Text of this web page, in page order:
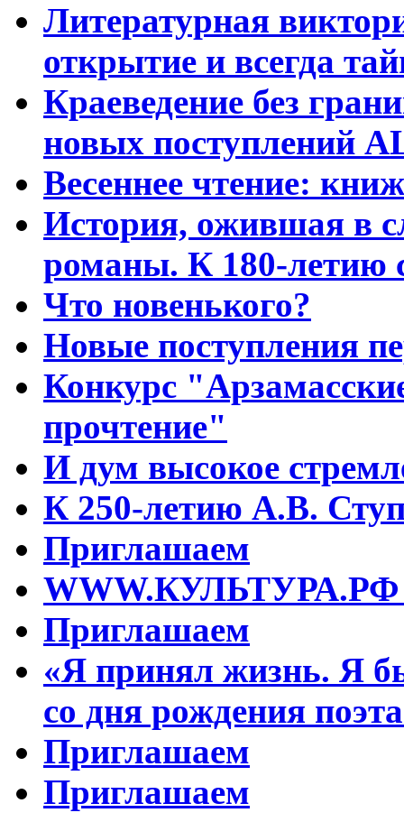
Литературная
открытие и всегда
Краеведение без
новых поступлений
Весеннее чтение:
История, ожившая в
романы. К 180-летию
Что новенького?
Новые поступления
Конкурс
прочтение"
И дум высокое
К 250-летию А.В.
Приглашаем
WWW.КУЛЬТУРА.РФ
Приглашаем
«Я принял жизнь. Я
со дня рождения
Приглашаем
Приглашаем